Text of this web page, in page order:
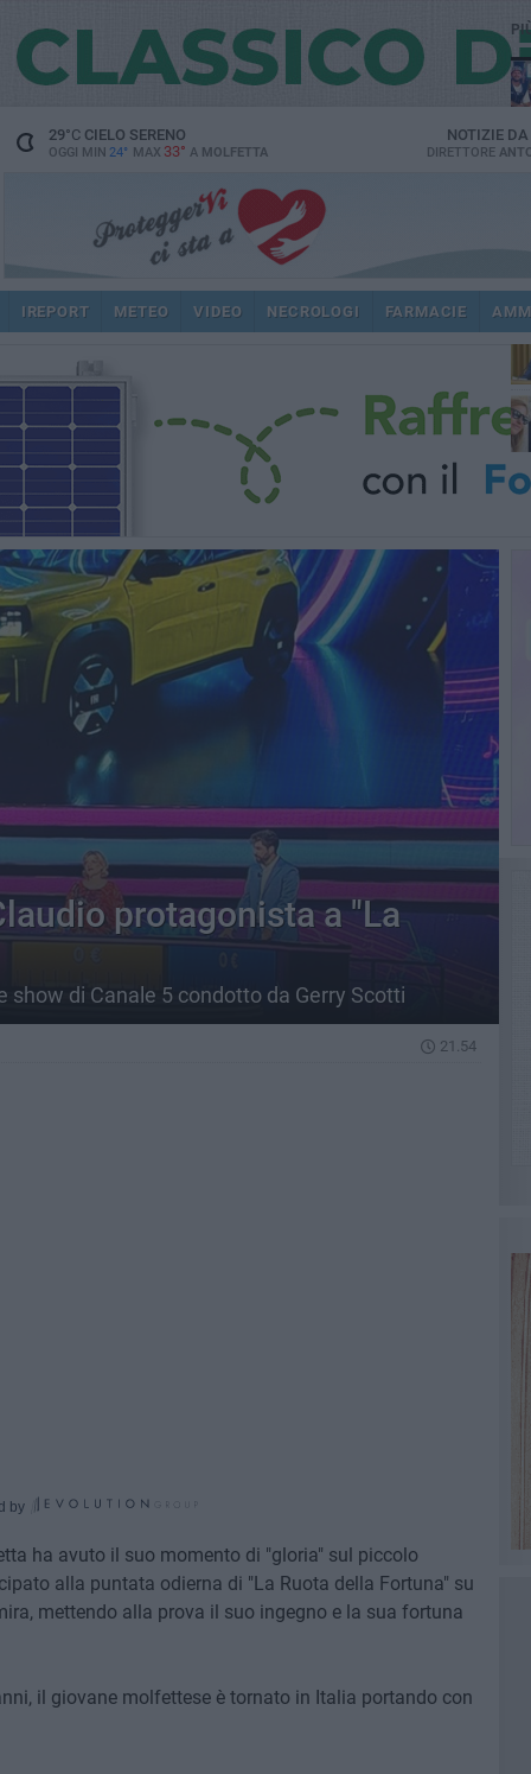
29°CCIELO SERENO
OGGI MIN 24° MAX 33° A MOLFETTA
NOTIZIE DA
DIRETTORE
IREPORT METEO VIDEO NECROLOGI FARMACIE
protagonista a "La
show di Canale 5 condotto da Gerry Scotti
21.54
by
ha avuto il suo momento di "gloria" sul piccolo
alla puntata odierna di "La Ruota della Fortuna" su
mettendo alla prova il suo ingegno e la sua fortuna
il giovane molfettese è tornato in Italia portando con